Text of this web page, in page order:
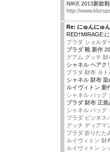
NIKE 2013新款
http://
Re: にゅんにゅ
RED†MIRAGE:
プラダ ショルダ
プラダ 靴 新作
グアム グッチ 財
シャネル ヘアク
プラダ 財布 ヨド
シャネル 財布 染
ルイヴィトン 新
シャネル バッグ
プラダ 財布 正規
シャネル バッグ
プラダ ビジネス
グッチ ディアマ
プラダ 折りたた
ルイヴィトン 財
ルイヴィトン シ